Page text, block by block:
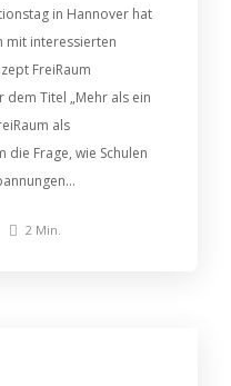
in Hannover hat
mit interessierten
FreiRaum
Titel „Mehr als ein
als
die Frage, wie Schulen
2 Min.